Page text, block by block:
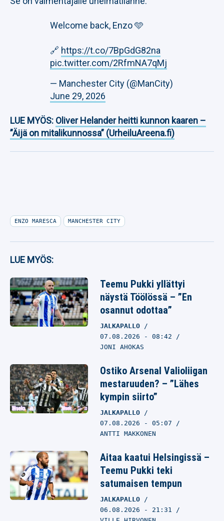
Welcome back, Enzo 🩵
🔗 https://t.co/7BpGdG82na
pic.twitter.com/2RfmNA7qMj
— Manchester City (@ManCity)
June 29, 2026
LUE MYÖS: Oliver Helander heitti kunnon kaaren –
”Äijä on mitalikunnossa” (UrheiluAreena.fi)
ENZO MARESCA MANCHESTER CITY
LUE MYÖS:
Teemu Pukki yllättyi
näystä Töölössä – ”En
osannut odottaa”
JALKAPALLO
07.08.2026 - 08:42
JONI AHOKAS
Ostiko Arsenal Valioliigan
mestaruuden? – ”Lähes
kympin siirto”
JALKAPALLO
07.08.2026 - 05:07
ANTTI MAKKONEN
Aitaa kaatui Helsingissä –
Teemu Pukki teki
satumaisen tempun
JALKAPALLO
06.08.2026 - 21:31